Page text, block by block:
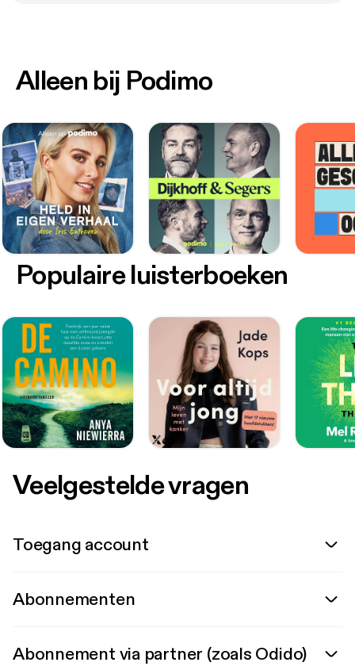
Alleen bij Podimo
Populaire luisterboeken
Veelgestelde vragen
Toegang account
Abonnementen
Abonnement via partner (zoals Odido)